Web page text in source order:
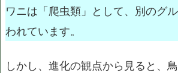
ワニは「爬虫類」として、別のグ
われています。
しかし、進化の観点から見ると、